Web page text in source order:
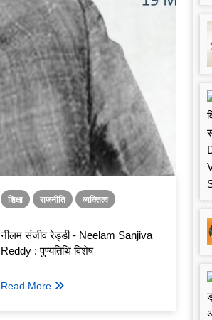
शिक्षा राजनीति व्यक्तित्व
नीलम संजीव रेड्डी - Neelam Sanjiva
Reddy : पुण्यतिथि विशेष
Read More